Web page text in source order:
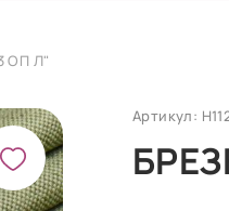
ОП Л"
Артикул: